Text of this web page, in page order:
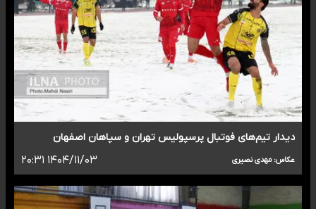
دیدار تیم‌های فوتبال پرسپولیس تهران و سپاهان اصفهان
عکاس: مهدی نصیری ۱۴۰۴/۱۱/۰۳ ۲۰:۳۱